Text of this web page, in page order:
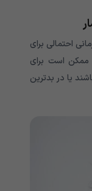
احتمالی برای
ممکن است برای
یا در بدترین